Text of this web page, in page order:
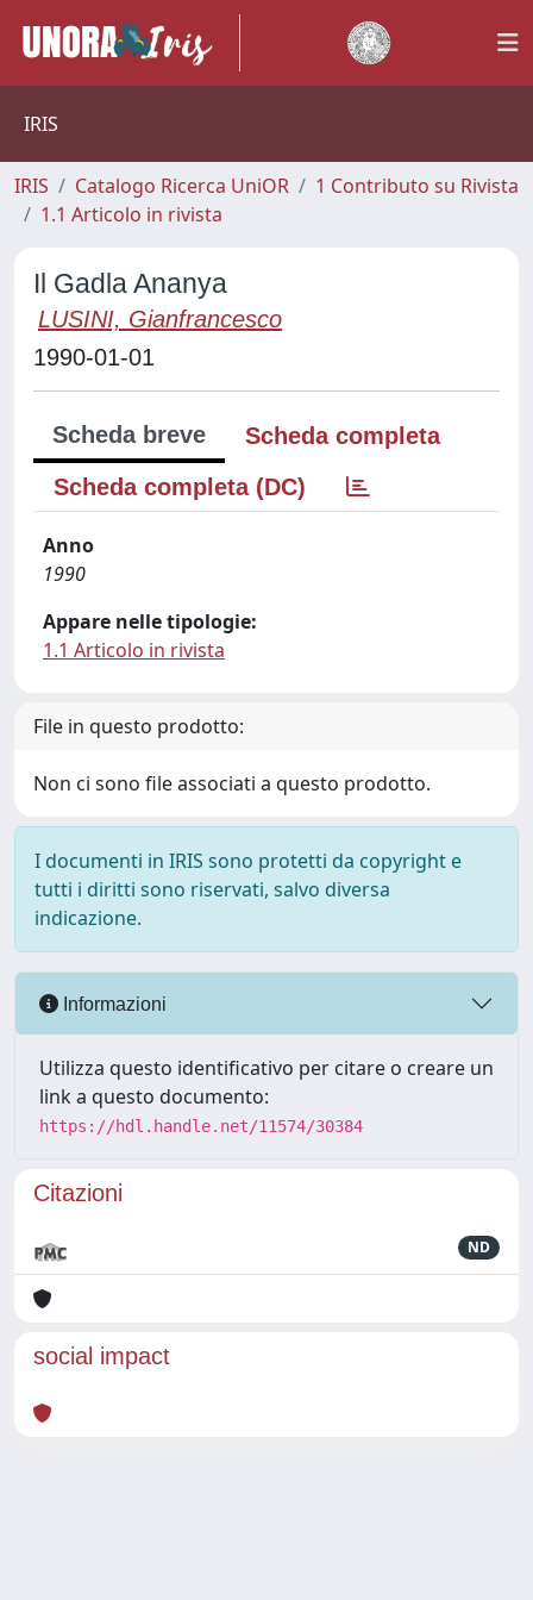
IRIS
IRIS Catalogo Ricerca UniOR
1 Contributo su Rivista
1.1 Articolo in rivista
Il Gadla Ananya
LUSINI, Gianfrancesco
1990-01-01
Scheda breve
Scheda completa
Scheda completa (DC)
Anno
1990
Appare nelle tipologie:
1.1 Articolo in rivista
File in questo prodotto:
Non ci sono file associati a questo prodotto.
I documenti in IRIS sono protetti da copyright e
tutti i diritti sono riservati, salvo diversa
indicazione.
Informazioni
Utilizza questo identificativo per citare o creare un
link a questo documento:
https://hdl.handle.net/11574/30384
Citazioni
ND
social impact